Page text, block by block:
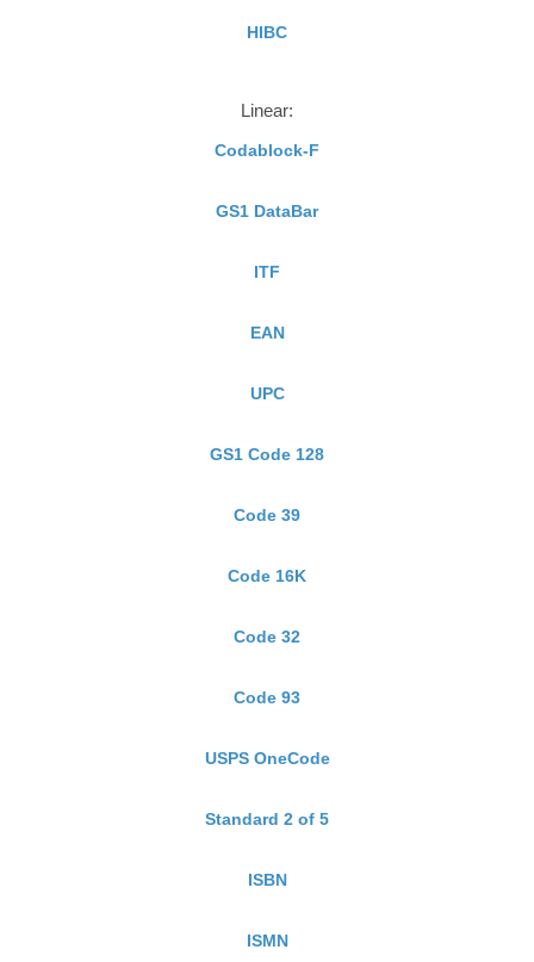
HIBC
Linear:
Codablock-F
GS1 DataBar
ITF
EAN
UPC
GS1 Code 128
Code 39
Code 16K
Code 32
Code 93
USPS OneCode
Standard 2 of 5
ISBN
ISMN